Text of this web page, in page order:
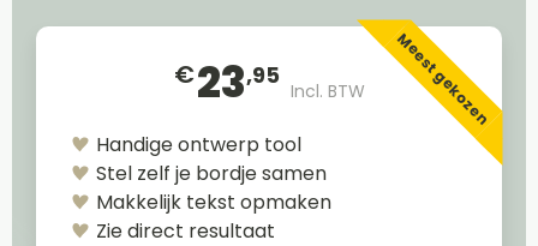
€23,95
Incl. BTW Meest gekozen
Handige ontwerp tool
Stel zelf je bordje samen
Makkelijk tekst opmaken
Zie direct resultaat